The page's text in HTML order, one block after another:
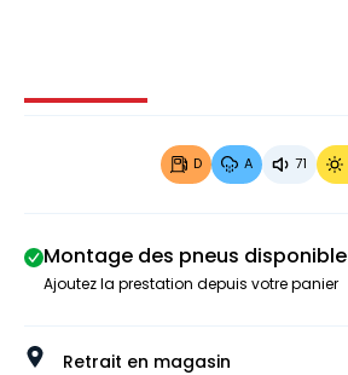
Image 1 sur 4
D A 71
Montage des pneus disponible
Ajoutez la prestation depuis votre panier
Retrait en magasin